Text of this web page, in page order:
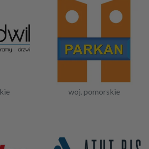
woj. pomorskie